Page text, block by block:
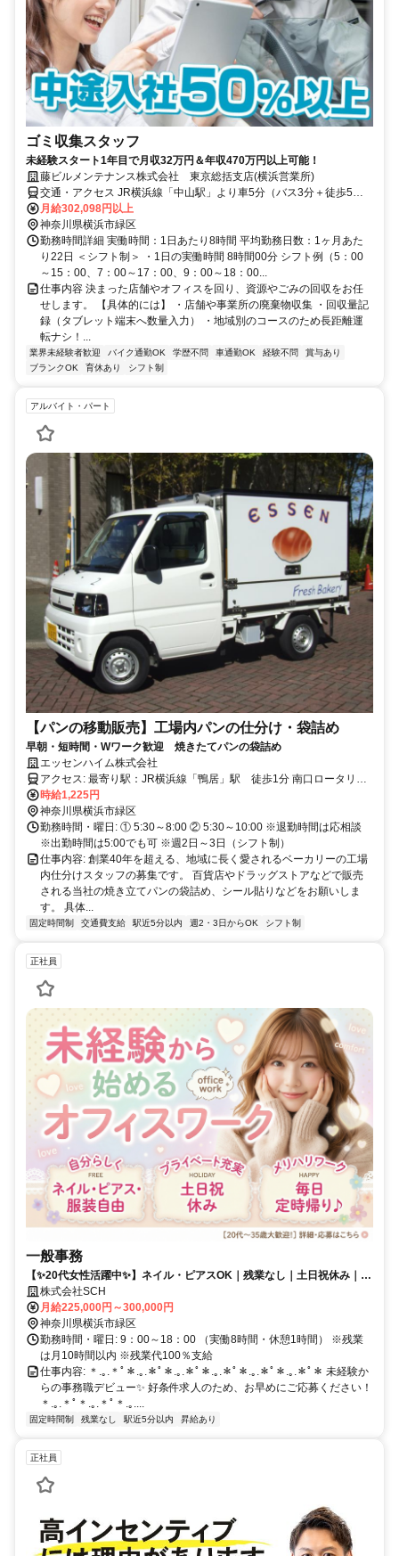
ゴミ収集スタッフ
未経験スタート1年目で月収32万円＆年収470万円以上可能！
藤ビルメンテナンス株式会社 東京総括支店(横浜営業所)
交通・アクセス JR横浜線「中山駅」より車5分（バス3分＋徒歩5
分）
月給302,098円以上
神奈川県横浜市緑区
勤務時間詳細 実働時間：1日あたり8時間 平均勤務日数：1ヶ月あた
り22日 ＜シフト制＞ ・1日の実働時間 8時間00分 シフト例（5：00
～15：00、7：00～17：00、9：00～18：00...
仕事内容 決まった店舗やオフィスを回り、資源やごみの回収をお任
せします。 【具体的には】 ・店舗や事業所の廃棄物収集 ・回収量記
録（タブレット端末へ数量入力） ・地域別のコースのため長距離運
転ナシ！...
業界未経験者歓迎 バイク通勤OK 学歴不問 車通勤OK 経験不問
賞与あり
ブランクOK
育休あり シフト制
アルバイト・パート
【パンの移動販売】工場内パンの仕分け・袋詰め
早朝・短時間・Wワーク歓迎 焼きたてパンの袋詰め
エッセンハイム株式会社
アクセス: 最寄り駅：JR横浜線「鴨居」駅 徒歩1分 南口ロータリ
時給1,225円
神奈川県横浜市緑区
勤務時間・曜日: ① 5:30～8:00 ② 5:30～10:00 ※退勤時間は応相談
※出勤時間は5:00でも可 ※週2日～3日（シフト制）
仕事内容: 創業40年を超える、地域に長く愛されるベーカリーの工場
内仕分けスタッフの募集です。 百貨店やドラッグストアなどで販売
される当社の焼き立てパンの袋詰め、シール貼りなどをお願いしま
す。 具体...
固定時間制 交通費支給 駅近5分以内 週2・3日からOK シフト制
正社員
一般事務
【✨20代女性活躍中✨】ネイル・ピアスOK｜残業なし｜土日祝休み｜髪
型・髪色自由｜未経験歓迎
株式会社SCH
月給225,000円～300,000円
神奈川県横浜市緑区
勤務時間・曜日: 9：00～18：00 （実働8時間・休憩1時間） ※残業
は月10時間以内 ※残業代100％支給
仕事内容: ＊.｡.＊ﾟ＊.｡.＊ﾟ＊.｡.＊ﾟ＊.｡.＊ﾟ＊.｡.＊ﾟ＊.｡.＊ﾟ＊ 未経験か
らの事務職デビュー✨ 好条件求人のため、お早めにご応募ください！
＊.｡.＊ﾟ＊.｡.＊ﾟ＊.｡....
固定時間制 残業なし 駅近5分以内 昇給あり
正社員